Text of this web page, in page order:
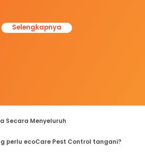
Selengkapnya
Secara Menyeluruh
perlu ecoCare Pest Control tangani?